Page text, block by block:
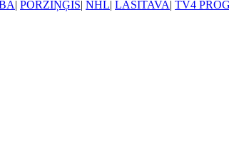
| PORZIŅĢIS| NHL| LASĪTAVA| TV4